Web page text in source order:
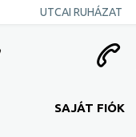
SAJÁT FIÓK
UTCAI RUHÁZAT